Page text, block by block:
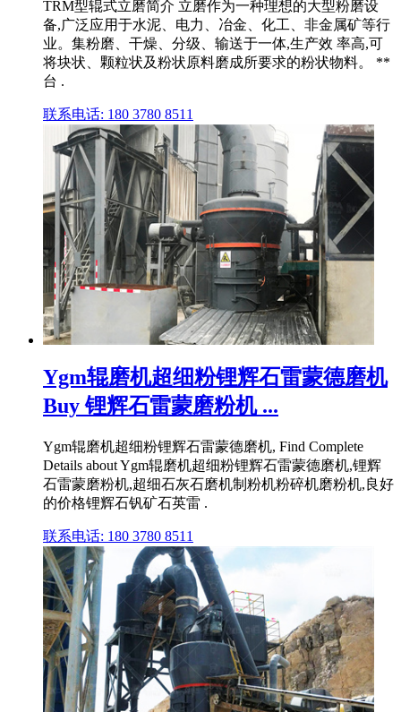
TRM型辊式立磨简介 立磨作为一种理想的大型粉磨设
备,广泛应用于水泥、电力、冶金、化工、非金属矿等行
业。集粉磨、干燥、分级、输送于一体,生产效 率高,可
将块状、颗粒状及粉状原料磨成所要求的粉状物料。 **
台 .
联系电话: 180 3780 8511
Ygm辊磨机超细粉锂辉石雷蒙德磨机
Buy 锂辉石雷蒙磨粉机 ...
Ygm辊磨机超细粉锂辉石雷蒙德磨机, Find Complete
Details about Ygm辊磨机超细粉锂辉石雷蒙德磨机,锂辉
石雷蒙磨粉机,超细石灰石磨机制粉机粉碎机磨粉机,良好
的价格锂辉石钒矿石英雷 .
联系电话: 180 3780 8511